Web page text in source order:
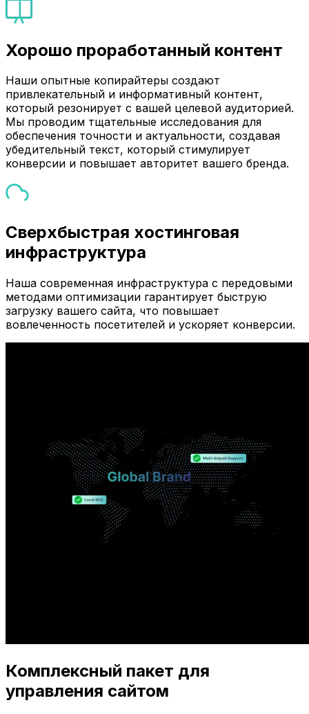
Хорошо проработанный контент
Наши опытные копирайтеры создают
привлекательный и информативный контент,
который резонирует с вашей целевой аудиторией.
Мы проводим тщательные исследования для
обеспечения точности и актуальности, создавая
убедительный текст, который стимулирует
конверсии и повышает авторитет вашего бренда.
Сверхбыстрая хостинговая
инфраструктура
Наша современная инфраструктура с передовыми
методами оптимизации гарантирует быструю
загрузку вашего сайта, что повышает
вовлеченность посетителей и ускоряет конверсии.
Комплексный пакет для
управления сайтом